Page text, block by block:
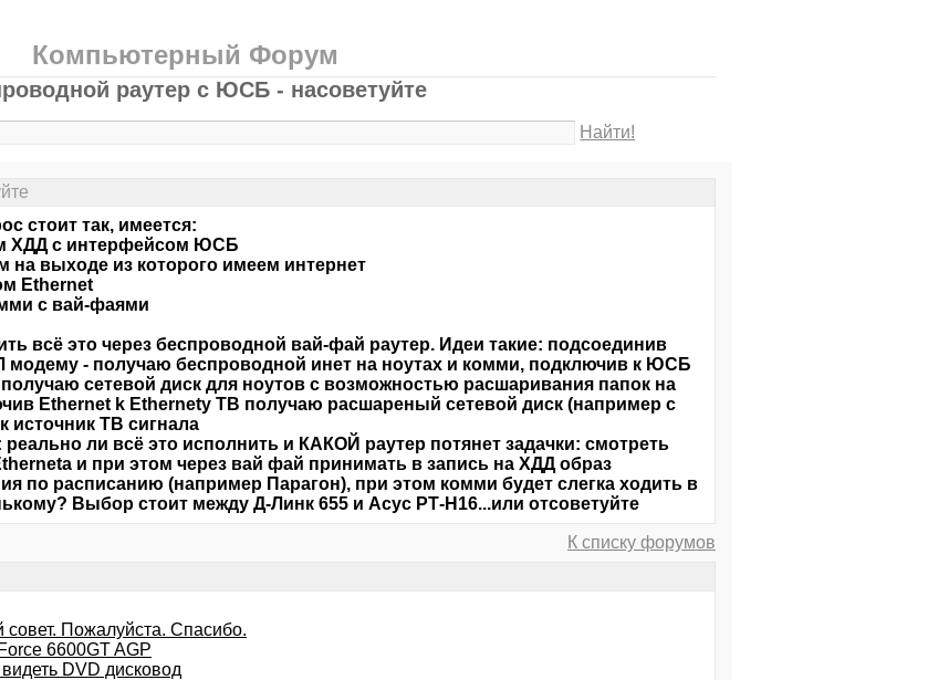
Компьютерный Форум
раутер с ЮСБ - насоветуйте
Найти!
стоит так, имеется:
ХДД с интерфейсом ЮСБ
выходе из которого имеем интернет
Ethernet
с вай-фаями
всё это через беспроводной вай-фай раутер. Идеи такие: подсоединив
модему - получаю беспроводной инет на ноутах и комми, подключив к ЮСБ
сетевой диск для ноутов с возможностью расшаривания папок на
Ethernet k Ethernety ТВ получаю расшареный сетевой диск (например с
источник ТВ сигнала
реально ли всё это исполнить и КАКОЙ раутер потянет задачки: смотреть
и при этом через вай фай принимать в запись на ХДД образ
по расписанию (например Парагон), при этом комми будет слегка ходить в
Выбор стоит между Д-Линк 655 и Асус РТ-Н16...или отсоветуйте
К списку форумов
Пожалуйста. Спасибо.
6600GT AGP
DVD дисковод